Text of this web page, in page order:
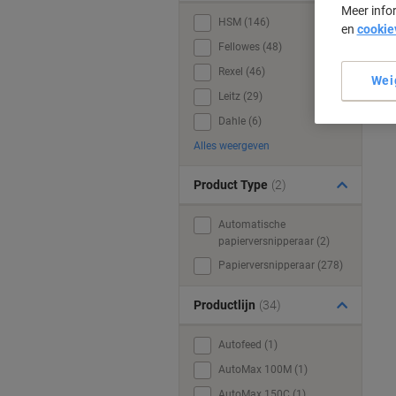
HSM (146)
Fellowes (48)
Rexel (46)
Leitz (29)
Dahle (6)
Alles weergeven
Product Type (2)
Automatische
papierversnipperaar (2)
Papierversnipperaar (278)
Productlijn (34)
Autofeed (1)
AutoMax 100M (1)
Meer
en